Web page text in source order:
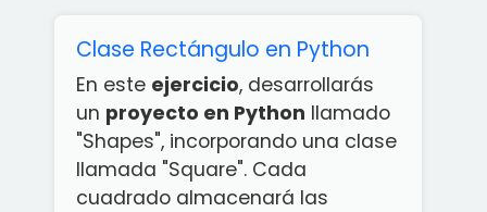
Clase Rectángulo en Python
En este ejercicio, desarrollarás
un proyecto en Python llamado
"Shapes", incorporando una clase
llamada "Square". Cada
cuadrado almacenará las